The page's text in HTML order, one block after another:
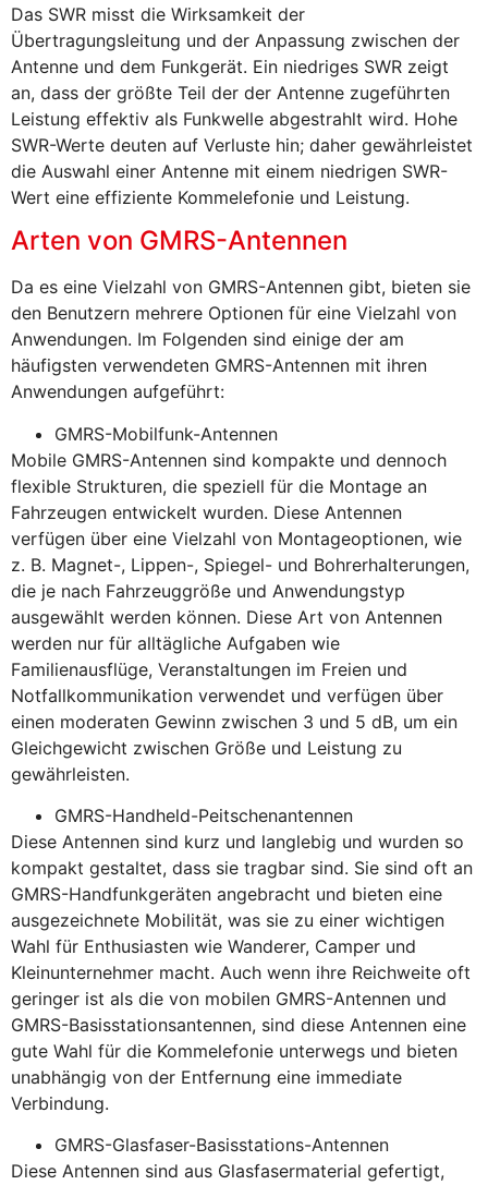
Das SWR misst die Wirksamkeit der
Übertragungsleitung und der Anpassung zwischen der
Antenne und dem Funkgerät. Ein niedriges SWR zeigt
an, dass der größte Teil der der Antenne zugeführten
Leistung effektiv als Funkwelle abgestrahlt wird. Hohe
SWR-Werte deuten auf Verluste hin; daher gewährleistet
die Auswahl einer Antenne mit einem niedrigen SWR-
Wert eine effiziente Kommelefonie und Leistung.
Arten von GMRS-Antennen
Da es eine Vielzahl von GMRS-Antennen gibt, bieten sie
den Benutzern mehrere Optionen für eine Vielzahl von
Anwendungen. Im Folgenden sind einige der am
häufigsten verwendeten GMRS-Antennen mit ihren
Anwendungen aufgeführt:
GMRS-Mobilfunk-Antennen
Mobile GMRS-Antennen sind kompakte und dennoch
flexible Strukturen, die speziell für die Montage an
Fahrzeugen entwickelt wurden. Diese Antennen
verfügen über eine Vielzahl von Montageoptionen, wie
z. B. Magnet-, Lippen-, Spiegel- und Bohrerhalterungen,
die je nach Fahrzeuggröße und Anwendungstyp
ausgewählt werden können. Diese Art von Antennen
werden nur für alltägliche Aufgaben wie
Familienausflüge, Veranstaltungen im Freien und
Notfallkommunikation verwendet und verfügen über
einen moderaten Gewinn zwischen 3 und 5 dB, um ein
Gleichgewicht zwischen Größe und Leistung zu
gewährleisten.
GMRS-Handheld-Peitschenantennen
Diese Antennen sind kurz und langlebig und wurden so
kompakt gestaltet, dass sie tragbar sind. Sie sind oft an
GMRS-Handfunkgeräten angebracht und bieten eine
ausgezeichnete Mobilität, was sie zu einer wichtigen
Wahl für Enthusiasten wie Wanderer, Camper und
Kleinunternehmer macht. Auch wenn ihre Reichweite oft
geringer ist als die von mobilen GMRS-Antennen und
GMRS-Basisstationsantennen, sind diese Antennen eine
gute Wahl für die Kommelefonie unterwegs und bieten
unabhängig von der Entfernung eine immediate
Verbindung.
GMRS-Glasfaser-Basisstations-Antennen
Diese Antennen sind aus Glasfasermaterial gefertigt,